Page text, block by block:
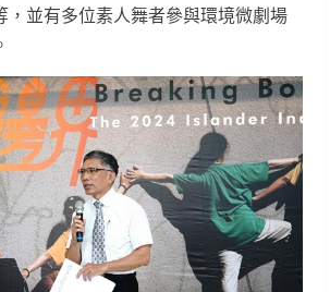
，並有多位素人舞者參與環境微劇場